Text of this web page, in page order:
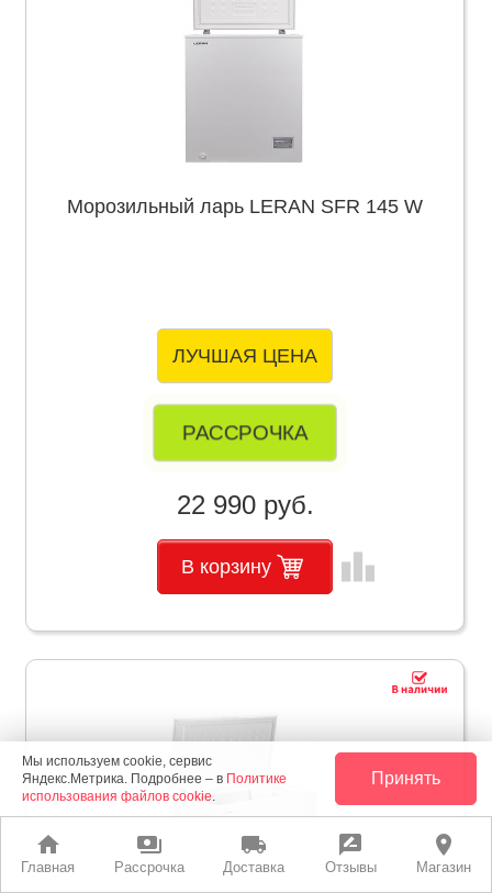
home
Главная
payments
Рассрочка
local_shipping
Доставка
rate_review
Отзывы
place
Магазин
Морозильный ларь LERAN SFR 145 W
ЛУЧШАЯ ЦЕНА
РАССРОЧКА
22 990 руб.
В корзину leaderboard
Мы используем cookie, сервис
Яндекс.Метрика. Подробнее – в Политике
использования файлов cookie.
Принять